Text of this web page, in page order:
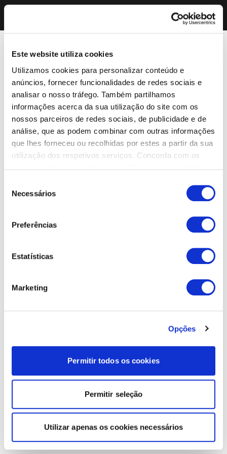
Este website utiliza cookies
Utilizamos cookies para personalizar conteúdo e
anúncios, fornecer funcionalidades de redes sociais e
analisar o nosso tráfego. Também partilhamos
informações acerca da sua utilização do site com os
nossos parceiros de redes sociais, de publicidade e de
análise, que as podem combinar com outras informações
que lhes forneceu ou recolhidas por estes a partir da sua
utilização dos respetivos serviços. Concorda com os
Necessários
Preferências
Estatísticas
Marketing
Opções
Permitir todos os cookies
Permitir seleção
Utilizar apenas os cookies necessários